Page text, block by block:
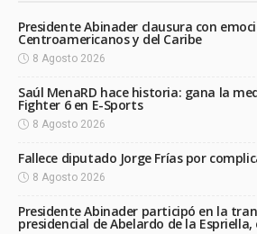
Presidente Abinader clausura con
Centroamericanos y del Caribe
8 Agosto 2026
Saúl MenaRD hace historia: gana la
Fighter 6 en E-Sports
8 Agosto 2026
Fallece diputado Jorge Frías por
8 Agosto 2026
Presidente Abinader participó en la
presidencial de Abelardo de la